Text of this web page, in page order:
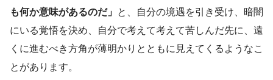
も何か意味があるのだ」 と、自分の境遇を引き受け、暗闇
にいる覚悟を決め、自分で考えて考えて苦しんだ先に、遠
くに進むべき方角が薄明かりとともに見えてくるようなこ
とがあります。